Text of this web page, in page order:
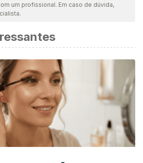
um profissional. Em caso de dúvida,